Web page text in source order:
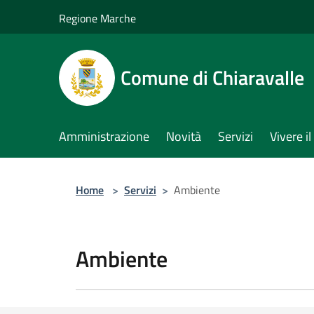
Regione Marche
Comune di Chiaravalle
Amministrazione Novità Servizi Vivere
Home > Servizi > Ambiente
Ambiente